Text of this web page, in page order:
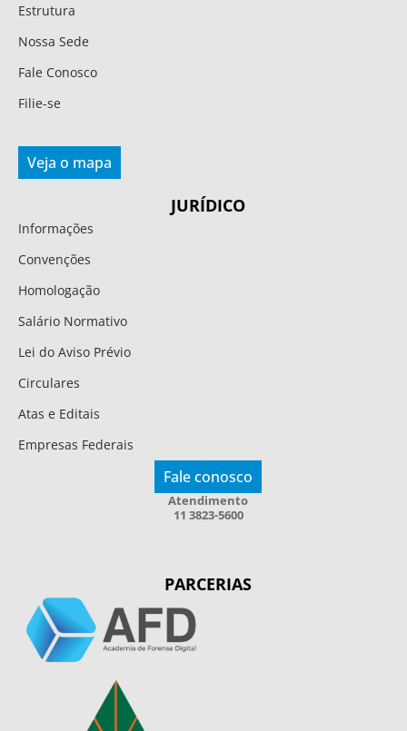
Estrutura
Nossa Sede
Fale Conosco
Filie-se
Veja o mapa
JURÍDICO
Informações
Convenções
Homologação
Salário Normativo
Lei do Aviso Prévio
Circulares
Atas e Editais
Empresas Federais
Fale conosco
Atendimento
11 3823-5600
PARCERIAS